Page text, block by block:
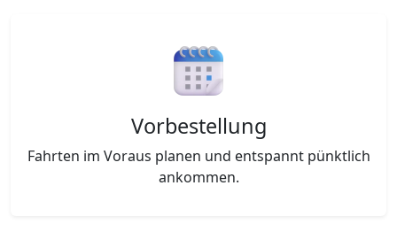
Vorbestellung
Fahrten im Voraus planen und entspannt pünktlich
ankommen.